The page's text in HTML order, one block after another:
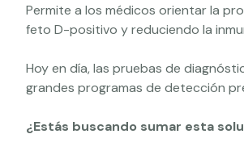
Permite a los médicos orientar la
feto D-positivo y reduciendo la
Hoy en día, las pruebas de
grandes programas de detección
¿Estás buscando sumar esta